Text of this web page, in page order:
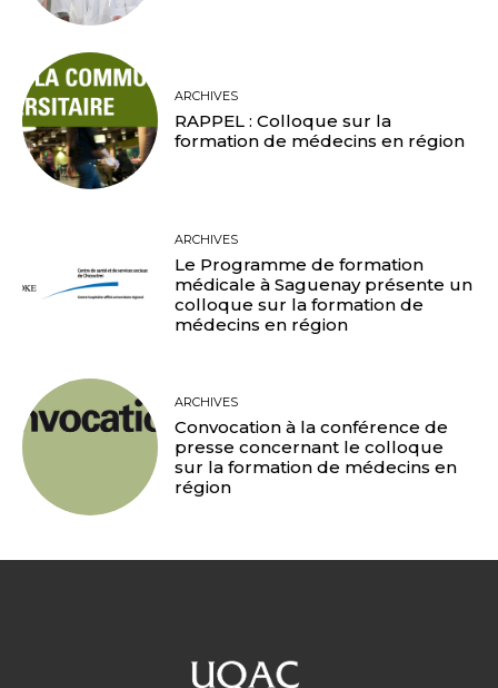
ARCHIVES
RAPPEL : Colloque sur la
formation de médecins en région
ARCHIVES
Le Programme de formation
médicale à Saguenay présente un
colloque sur la formation de
médecins en région
ARCHIVES
Convocation à la conférence de
presse concernant le colloque
sur la formation de médecins en
région